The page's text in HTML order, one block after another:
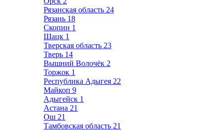
Рязанская область 24
Рязань 18
Скопин 1
Шацк 1
Тверская область 23
Тверь 14
Вышний Волочёк 2
Торжок 1
Республика Адыгея 22
Майкоп 9
Адыгейск 1
Астана 21
Ош 21
Тамбовская область 21